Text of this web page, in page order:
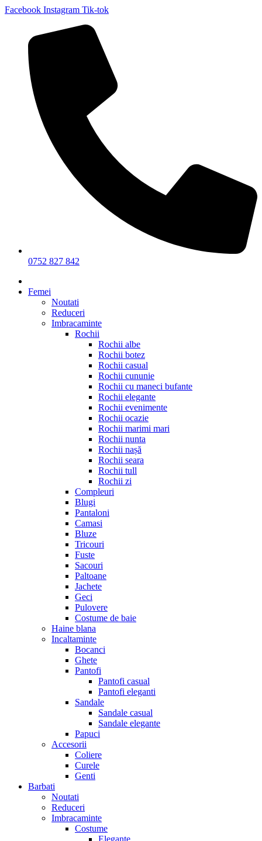
Facebook Instagram Tik-tok
0752 827 842
Femei
Noutati
Reduceri
Imbracaminte
Rochii
Rochii albe
Rochii botez
Rochii casual
Rochii cununie
Rochii cu maneci bufante
Rochii elegante
Rochii evenimente
Rochii ocazie
Rochii marimi mari
Rochii nunta
Rochii nașă
Rochii seara
Rochii tull
Rochii zi
Compleuri
Blugi
Pantaloni
Camasi
Bluze
Tricouri
Fuste
Sacouri
Paltoane
Jachete
Geci
Pulovere
Costume de baie
Haine blana
Incaltaminte
Bocanci
Ghete
Pantofi
Pantofi casual
Pantofi eleganti
Sandale
Sandale casual
Sandale elegante
Papuci
Accesorii
Coliere
Curele
Genti
Barbati
Noutati
Reduceri
Imbracaminte
Costume
Elegante